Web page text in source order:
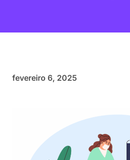
fevereiro 6, 2025